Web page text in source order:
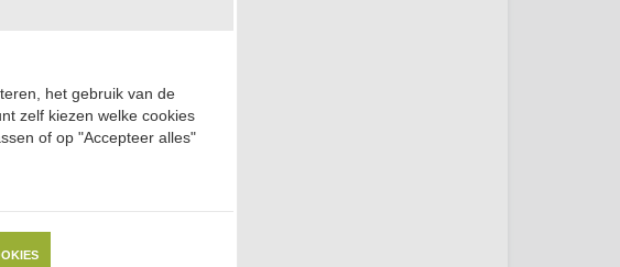
het gebruik van de
zelf kiezen welke cookies
of op "Accepteer alles"